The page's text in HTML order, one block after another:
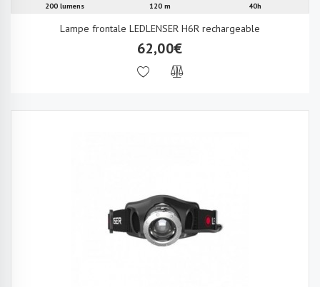
200 lumens 120 m 40h
Lampe frontale LEDLENSER H6R rechargeable
62,00€